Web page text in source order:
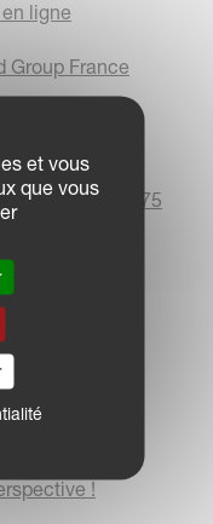
ligne
Group France
Bas 2021
célèbre 75
NOUS !
et vont
ROC
!
et vous
que vous